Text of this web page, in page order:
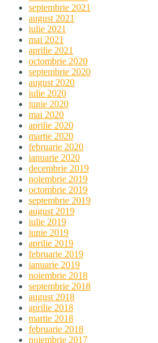
septembrie 2021
august 2021
iulie 2021
mai 2021
aprilie 2021
octombrie 2020
septembrie 2020
august 2020
iulie 2020
iunie 2020
mai 2020
aprilie 2020
martie 2020
februarie 2020
ianuarie 2020
decembrie 2019
noiembrie 2019
octombrie 2019
septembrie 2019
august 2019
iulie 2019
iunie 2019
aprilie 2019
februarie 2019
ianuarie 2019
noiembrie 2018
septembrie 2018
august 2018
aprilie 2018
martie 2018
februarie 2018
noiembrie 2017